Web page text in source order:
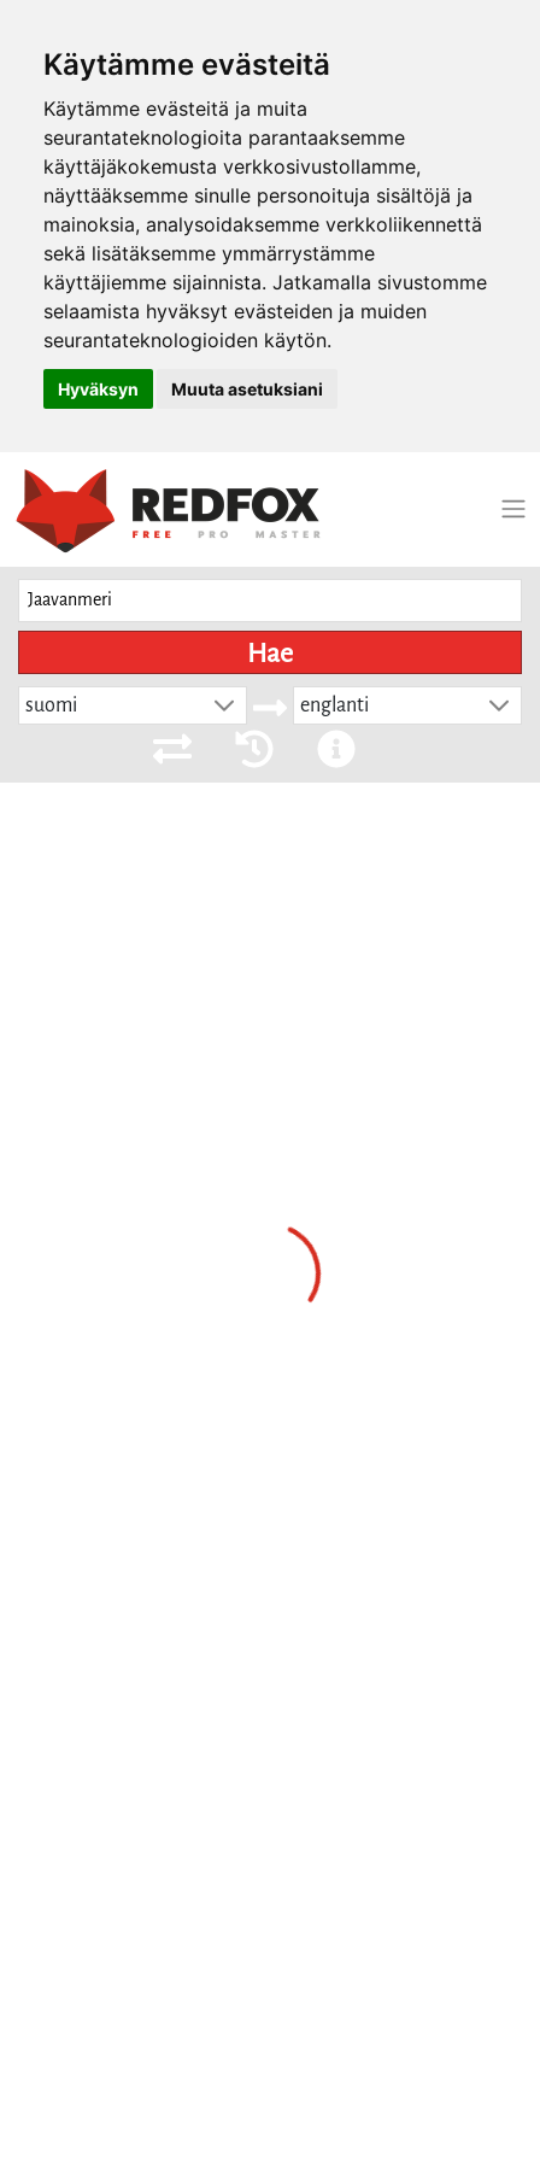
Käytämme evästeitä
Käytämme evästeitä ja muita
seurantateknologioita parantaaksemme
käyttäjäkokemusta verkkosivustollamme,
näyttääksemme sinulle personoituja sisältöjä ja
mainoksia, analysoidaksemme verkkoliikennettä
sekä lisätäksemme ymmärrystämme
käyttäjiemme sijainnista. Jatkamalla sivustomme
selaamista hyväksyt evästeiden ja muiden
seurantateknologioiden käytön.
Hyväksyn Muuta asetuksiani
Hae
suomi englanti